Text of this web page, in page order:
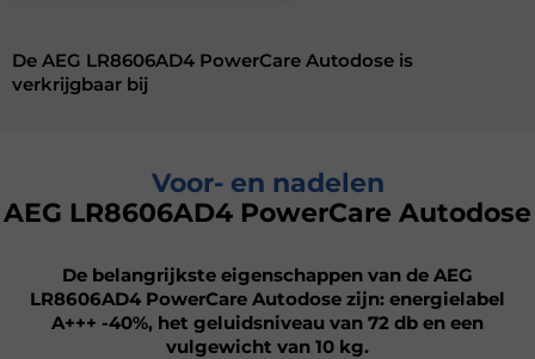
De AEG LR8606AD4 PowerCare Autodose is
verkrijgbaar bij
Voor- en nadelen
AEG LR8606AD4 PowerCare Autodose
De belangrijkste eigenschappen van de AEG
LR8606AD4 PowerCare Autodose zijn: energielabel
A+++ -40%, het geluidsniveau van 72 db en een
vulgewicht van 10 kg.